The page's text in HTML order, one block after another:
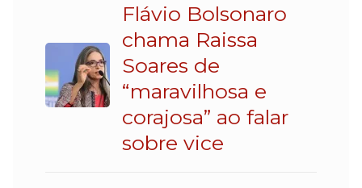
Flávio Bolsonaro
chama Raissa
Soares de
“maravilhosa e
corajosa” ao falar
sobre vice